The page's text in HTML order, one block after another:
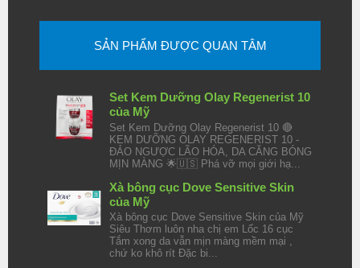
SẢN PHẨM ĐƯỢC QUAN TÂM
Set Kem Dưỡng Olay Regenerist 10
của Mỹ
Set Kem Dưỡng Olay Regenerist 10 🔴
KEM DƯỠNG OLAY REGENERIST 10 -
ĐẢO NGƯỢC LÃO HÓA, DA CĂNG BÓNG
MỊN MÀNG 🌟🇺🇸 Phá vỡ mọi giới hạ...
Xà bông cục Dove Sensitive Skin
của Mỹ
Xà bông cục Dove Sensitive Skin của Mỹ
Siêu Thơm luôn nha chị em Lốc 16 cục
Tắm xong da vẫn mịn màng mềm mại ,
chứ ko khô rít Đặc bi...